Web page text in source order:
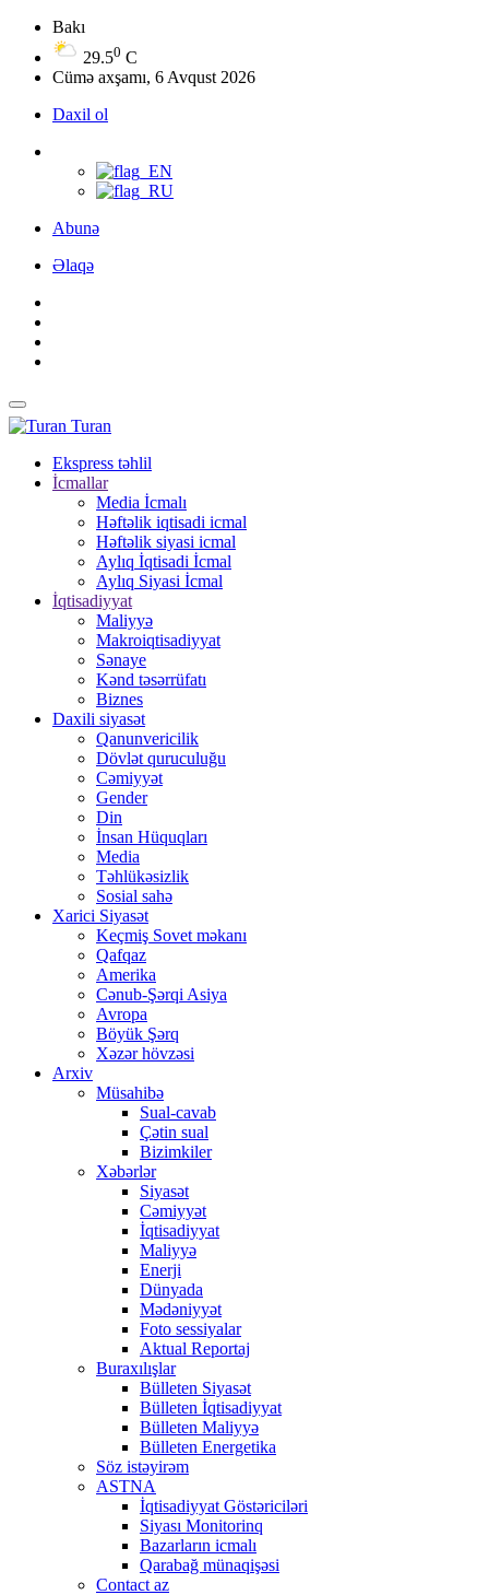
Bakı
29.50 C
Cümə axşamı, 6 Avqust 2026
Daxil ol
Abunə
Əlaqə
Turan
Ekspress təhlil
İcmallar
Media İcmalı
Həftəlik iqtisadi icmal
Həftəlik siyasi icmal
Aylıq İqtisadi İcmal
Aylıq Siyasi İcmal
İqtisadiyyat
Maliyyə
Makroiqtisadiyyat
Sənaye
Kənd təsərrüfatı
Biznes
Daxili siyasət
Qanunvericilik
Dövlət quruculuğu
Cəmiyyət
Gender
Din
İnsan Hüquqları
Media
Təhlükəsizlik
Sosial sahə
Xarici Siyasət
Keçmiş Sovet məkanı
Qafqaz
Amerika
Cənub-Şərqi Asiya
Avropa
Böyük Şərq
Xəzər hövzəsi
Arxiv
Müsahibə
Sual-cavab
Çətin sual
Bizimkiler
Xəbərlər
Siyasət
Cəmiyyət
İqtisadiyyat
Maliyyə
Enerji
Dünyada
Mədəniyyət
Foto sessiyalar
Aktual Reportaj
Buraxılışlar
Bülleten Siyasət
Bülleten İqtisadiyyat
Bülleten Maliyyə
Bülleten Energetika
Söz istəyirəm
ASTNA
İqtisadiyyat Göstəriciləri
Siyası Monitorinq
Bazarların icmalı
Qarabağ münaqişəsi
Contact az